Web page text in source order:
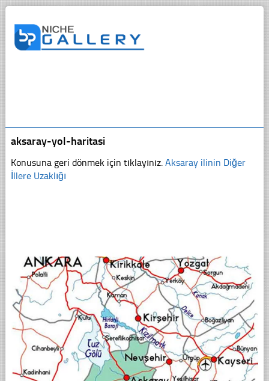
aksaray-yol-haritasi
Konusuna geri dönmek için tıklayınız. Aksaray ilinin Diğer
İllere Uzaklığı